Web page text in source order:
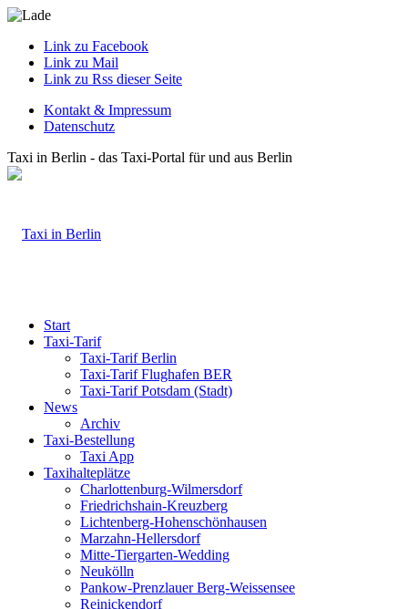
Link zu Facebook
Link zu Mail
Link zu Rss dieser Seite
Kontakt & Impressum
Datenschutz
Taxi in Berlin - das Taxi-Portal für und aus Berlin
Start
Taxi-Tarif
Taxi-Tarif Berlin
Taxi-Tarif Flughafen BER
Taxi-Tarif Potsdam (Stadt)
News
Archiv
Taxi-Bestellung
Taxi App
Taxihalteplätze
Charlottenburg-Wilmersdorf
Friedrichshain-Kreuzberg
Lichtenberg-Hohenschönhausen
Marzahn-Hellersdorf
Mitte-Tiergarten-Wedding
Neukölln
Pankow-Prenzlauer Berg-Weissensee
Reinickendorf